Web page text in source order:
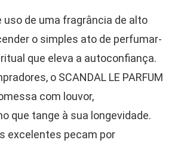
uso de uma fragrância de alto
o simples ato de perfumar-
que eleva a autoconfiança.
o SCANDAL LE PARFUM
com louvor,
que tange à sua longevidade.
excelentes pecam por